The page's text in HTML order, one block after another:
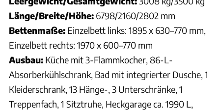
Länge/Breite/Höhe: 6798/2160/2802 mm
Bettenmaße: Einzelbett links: 1895 x 630–770 mm,
Einzelbett rechts: 1970 x 600–770 mm
Ausbau: Küche mit 3-Flammkocher, 86-L-
Absorberkühlschrank, Bad mit integrierter Dusche, 1
Kleiderschrank, 13 Hänge-, 3 Unterschränke, 1
Treppenfach, 1 Sitztruhe, Heckgarage ca. 1990 L,